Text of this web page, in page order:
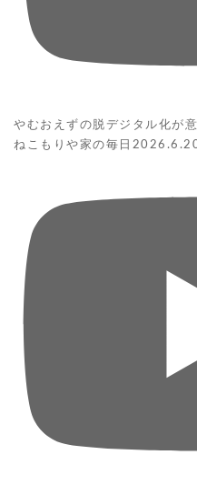
やむおえずの脱デジタル化が
ねこもりや家の毎日